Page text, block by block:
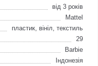
від 3 років
Mattel
пластик, вініл, текстиль
29
Barbie
Індонезія